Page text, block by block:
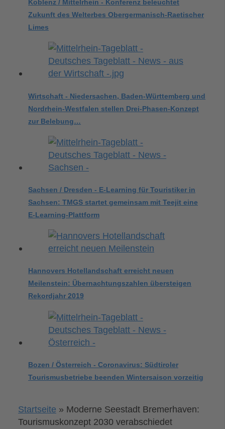
Koblenz / Mittelrhein - Konferenz beleuchtet
Zukunft des Welterbes Obergermanisch-Raetischer
Limes
Wirtschaft - Niedersachen, Baden-Württemberg und
Nordrhein-Westfalen stellen Drei-Phasen-Konzept
zur Belebung…
Sachsen / Dresden - E-Learning für Touristiker in
Sachsen: TMGS startet gemeinsam mit Teejit eine
E-Learning-Plattform
Hannovers Hotellandschaft erreicht neuen
Meilenstein: Übernachtungszahlen übersteigen
Rekordjahr 2019
Bozen / Österreich - Coronavirus: Südtiroler
Tourismusbetriebe beenden Wintersaison vorzeitig
Startseite » Moderne Seestadt Bremerhaven:
Tourismuskonzept 2030 verabschiedet